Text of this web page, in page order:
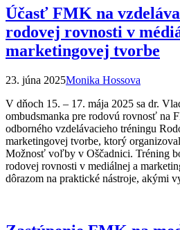
Účasť FMK na
rodovej rovnosti v
marketingovej tvorbe
23. júna 2025Monika Hossova
V dňoch 15. – 17. mája 2025 sa dr.
ombudsmanka pre rodovú rovnosť na
odborného vzdelávacieho tréningu
marketingovej tvorbe, ktorý
Možnosť voľby v Oščadnici. Tréning
rodovej rovnosti v mediálnej a
dôrazom na praktické nástroje, akými